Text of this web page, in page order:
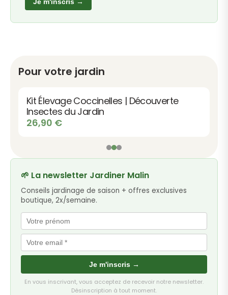
Pour votre jardin
Kit Élevage Coccinelles | Découverte
Insectes du Jardin
26,90 €
🌱 La newsletter Jardiner Malin
Conseils jardinage de saison + offres exclusives
boutique, 2x/semaine.
Je m'inscris →
En vous inscrivant, vous acceptez de recevoir notre newsletter.
Désinscription à tout moment.